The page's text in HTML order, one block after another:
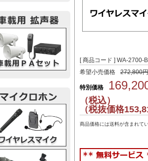
[ 商品コード ] WA-2700-
希望小売価格
272,800
特別価格
（税込）
（税抜価格
商品価格には送料が含まれてい